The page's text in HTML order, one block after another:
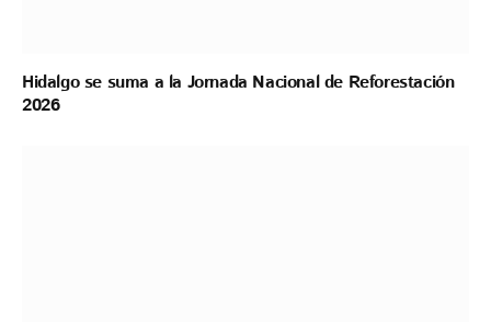
Hidalgo se suma a la Jornada Nacional de Reforestación
2026